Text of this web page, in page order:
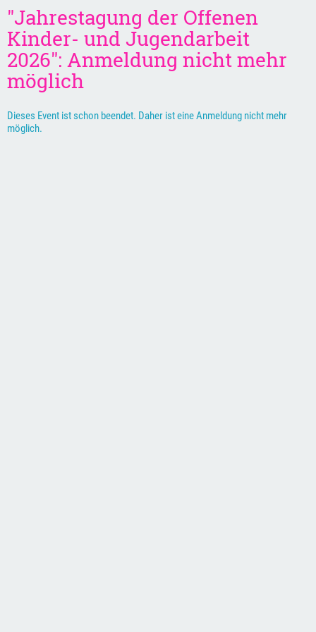
"Jahrestagung der Offenen
Kinder- und Jugendarbeit
2026": Anmeldung nicht mehr
möglich
Dieses Event ist schon beendet. Daher ist eine Anmeldung nicht mehr
möglich.